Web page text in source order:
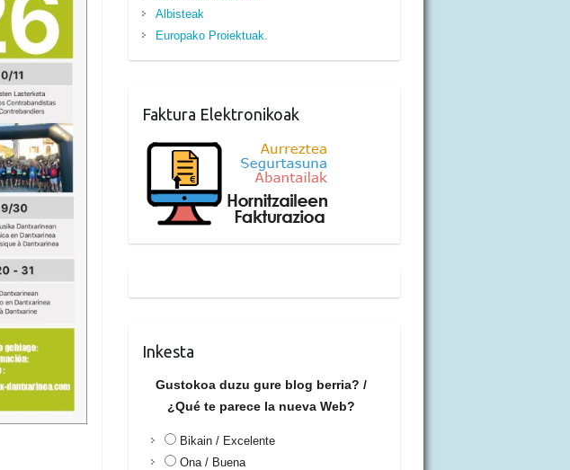
Albisteak
Europako Proiektuak.
Faktura Elektronikoak
Inkesta
Gustokoa duzu gure blog berria? /
¿Qué te parece la nueva Web?
Bikain / Excelente
Ona / Buena